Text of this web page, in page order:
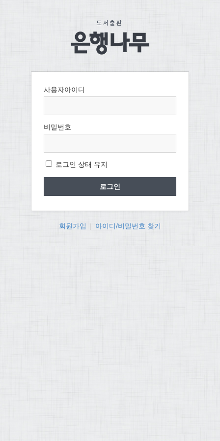
사용자아이디
비밀번호
로그인 상태 유지
회원가입 아이디/비밀번호 찾기